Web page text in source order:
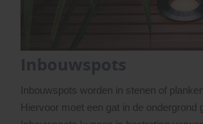
Inbouwspots worden in stenen of
Hiervoor moet een gat in de ondergrond